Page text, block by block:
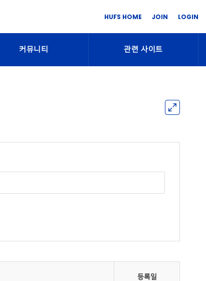
HUFS HOME JOIN LOGIN
커뮤니티 관련 사이트
등록일